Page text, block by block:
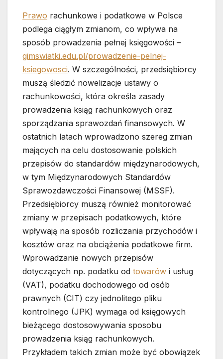
Prawo rachunkowe i podatkowe w Polsce
podlega ciągłym zmianom, co wpływa na
sposób prowadzenia pełnej księgowości –
gimswiatki.edu.pl/prowadzenie-pelnej-
ksiegowosci. W szczególności, przedsiębiorcy
muszą śledzić nowelizacje ustawy o
rachunkowości, która określa zasady
prowadzenia ksiąg rachunkowych oraz
sporządzania sprawozdań finansowych. W
ostatnich latach wprowadzono szereg zmian
mających na celu dostosowanie polskich
przepisów do standardów międzynarodowych,
w tym Międzynarodowych Standardów
Sprawozdawczości Finansowej (MSSF).
Przedsiębiorcy muszą również monitorować
zmiany w przepisach podatkowych, które
wpływają na sposób rozliczania przychodów i
kosztów oraz na obciążenia podatkowe firm.
Wprowadzanie nowych przepisów
dotyczących np. podatku od towarów i usług
(VAT), podatku dochodowego od osób
prawnych (CIT) czy jednolitego pliku
kontrolnego (JPK) wymaga od księgowych
bieżącego dostosowywania sposobu
prowadzenia ksiąg rachunkowych.
Przykładem takich zmian może być obowiązek